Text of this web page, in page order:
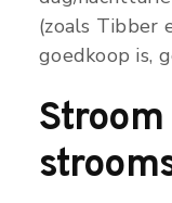
(zoals Tibber
goedkoop is,